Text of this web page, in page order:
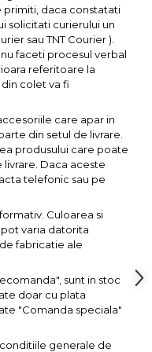
daca constatati
solicitati curierului un
sau TNT Courier ).
faceti procesul verbal
referitoare la
colet va fi
care apar in
din setul de livrare.
produsului care poate
Daca aceste
telefonic sau pe
Culoarea si
varia datorita
fabricatie ale
sunt in stoc
doar cu plata
"Comanda speciala"
generale de